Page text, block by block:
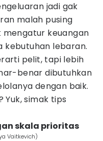
jadi gak
malah pusing
mengatur keuangan
kebutuhan lebaran.
pelit, tapi lebih
benar dibutuhkan
dengan baik.
Yuk, simak tips
skala prioritas
Vaitkevich)